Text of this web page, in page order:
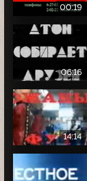
00:19
06:16
14:14